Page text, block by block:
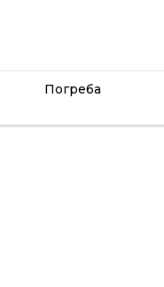
Погреба